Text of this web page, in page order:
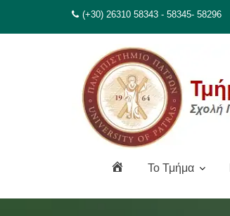
(+30) 26310 58343 - 58345- 58296
To Τμήμα